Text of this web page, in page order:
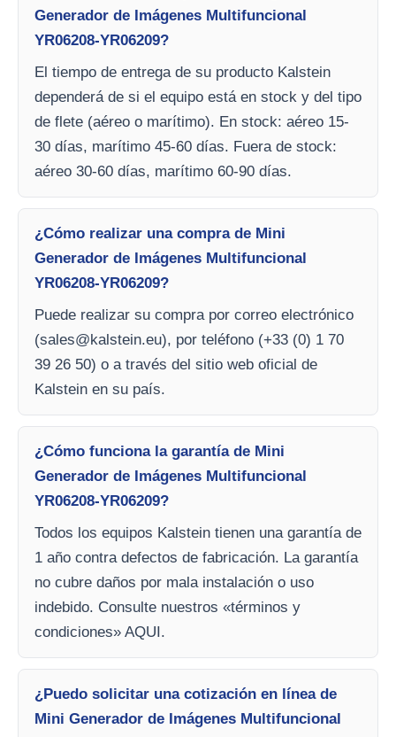
Generador de Imágenes Multifuncional
YR06208-YR06209?
El tiempo de entrega de su producto Kalstein
dependerá de si el equipo está en stock y del tipo
de flete (aéreo o marítimo). En stock: aéreo 15-
30 días, marítimo 45-60 días. Fuera de stock:
aéreo 30-60 días, marítimo 60-90 días.
¿Cómo realizar una compra de Mini
Generador de Imágenes Multifuncional
YR06208-YR06209?
Puede realizar su compra por correo electrónico
(sales@kalstein.eu), por teléfono (+33 (0) 1 70
39 26 50) o a través del sitio web oficial de
Kalstein en su país.
¿Cómo funciona la garantía de Mini
Generador de Imágenes Multifuncional
YR06208-YR06209?
Todos los equipos Kalstein tienen una garantía de
1 año contra defectos de fabricación. La garantía
no cubre daños por mala instalación o uso
indebido. Consulte nuestros «términos y
condiciones» AQUI.
¿Puedo solicitar una cotización en línea de
Mini Generador de Imágenes Multifuncional